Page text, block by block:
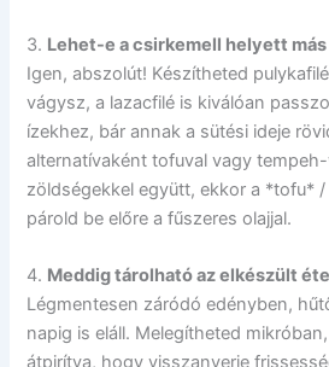
3. Lehet-e a csirkemell helyett
Igen, abszolút! Készítheted
vágysz, a lazacfilé is kiválóan
ízekhez, bár annak a sütési ideje
alternatívaként tofuval vagy
zöldségekkel együtt, ekkor a *tofu*
párold be előre a fűszeres olajjal.
4. Meddig tárolható az elkészült
Légmentesen záródó edényben,
napig is eláll. Melegítheted
átpirítva, hogy visszanyerje